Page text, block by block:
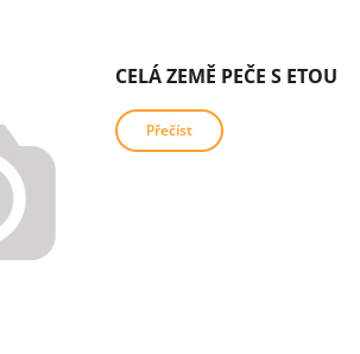
CELÁ ZEMĚ PEČE S ETOU
Přečíst